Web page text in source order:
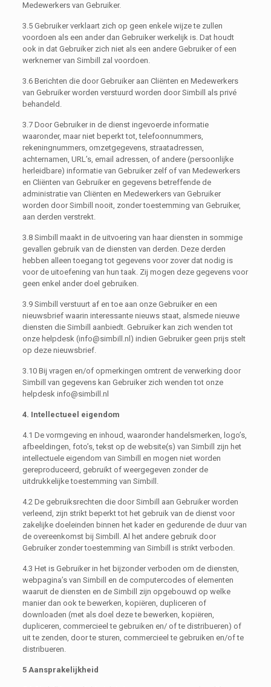
Medewerkers van Gebruiker.
3.5 Gebruiker verklaart zich op geen enkele wijze te zullen
voordoen als een ander dan Gebruiker werkelijk is. Dat houdt
ook in dat Gebruiker zich niet als een andere Gebruiker of een
werknemer van Simbill zal voordoen.
3.6 Berichten die door Gebruiker aan Cliënten en Medewerkers
van Gebruiker worden verstuurd worden door Simbill als privé
behandeld.
3.7 Door Gebruiker in de dienst ingevoerde informatie
waaronder, maar niet beperkt tot, telefoonnummers,
rekeningnummers, omzetgegevens, straatadressen,
achternamen, URL’s, email adressen, of andere (persoonlijke
herleidbare) informatie van Gebruiker zelf of van Medewerkers
en Cliënten van Gebruiker en gegevens betreffende de
administratie van Cliënten en Medewerkers van Gebruiker
worden door Simbill nooit, zonder toestemming van Gebruiker,
aan derden verstrekt.
3.8 Simbill maakt in de uitvoering van haar diensten in sommige
gevallen gebruik van de diensten van derden. Deze derden
hebben alleen toegang tot gegevens voor zover dat nodig is
voor de uitoefening van hun taak. Zij mogen deze gegevens voor
geen enkel ander doel gebruiken.
3.9 Simbill verstuurt af en toe aan onze Gebruiker en een
nieuwsbrief waarin interessante nieuws staat, alsmede nieuwe
diensten die Simbill aanbiedt. Gebruiker kan zich wenden tot
onze helpdesk (info@simbill.nl) indien Gebruiker geen prijs stelt
op deze nieuwsbrief.
3.10 Bij vragen en/of opmerkingen omtrent de verwerking door
Simbill van gegevens kan Gebruiker zich wenden tot onze
helpdesk info@simbill.nl
4. Intellectueel eigendom
4.1 De vormgeving en inhoud, waaronder handelsmerken, logo’s,
afbeeldingen, foto’s, tekst op de website(s) van Simbill zijn het
intellectuele eigendom van Simbill en mogen niet worden
gereproduceerd, gebruikt of weergegeven zonder de
uitdrukkelijke toestemming van Simbill.
4.2 De gebruiksrechten die door Simbill aan Gebruiker worden
verleend, zijn strikt beperkt tot het gebruik van de dienst voor
zakelijke doeleinden binnen het kader en gedurende de duur van
de overeenkomst bij Simbill. Al het andere gebruik door
Gebruiker zonder toestemming van Simbill is strikt verboden.
4.3 Het is Gebruiker in het bijzonder verboden om de diensten,
webpagina’s van Simbill en de computercodes of elementen
waaruit de diensten en de Simbill zijn opgebouwd op welke
manier dan ook te bewerken, kopiëren, dupliceren of
downloaden (met als doel deze te bewerken, kopiëren,
dupliceren, commercieel te gebruiken en/ of te distribueren) of
uit te zenden, door te sturen, commercieel te gebruiken en/of te
distribueren.
5 Aansprakelijkheid